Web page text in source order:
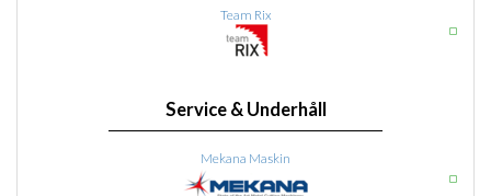
Team Rix
Service & Underhåll
Mekana Maskin